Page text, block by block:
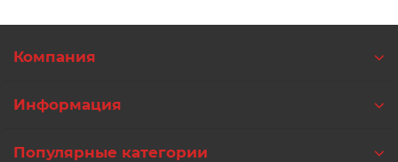
Компания
Информация
Популярные категории